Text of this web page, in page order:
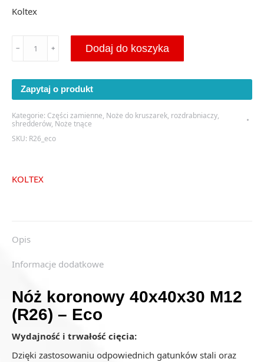
Koltex
40x40x30
M12
-
﹣ ﹢ Dodaj do koszyka
Zapytaj o produkt
Kategorie: Części zamienne, Noże do kruszarek, rozdrabniaczy,
shredderów, Noże tnące
SKU: R26_eco
KOLTEX
Opis
Informacje dodatkowe
Nóż koronowy 40x40x30 M12
(R26) – Eco
Wydajność i trwałość cięcia:
Dzięki zastosowaniu odpowiednich gatunków stali oraz